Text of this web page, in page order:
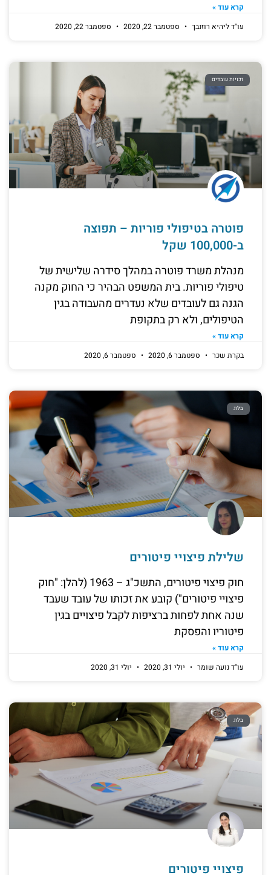
קרא עוד »
עו"ד ליהיא רוזנבך
ספטמבר 22, 2020 ספטמבר 22, 2020
זכויות עובדים
פוטרה בטיפולי פוריות – תפוצה
ב-100,000 שקל
מנהלת משרד פוטרה במהלך סידרה שלישית של
טיפולי פוריות. בית המשפט הבהיר כי החוק מקנה
הגנה גם לעובדים שלא נעדרים מהעבודה בגין
הטיפולים, ולא רק בתקופת
קרא עוד »
בקרת שכר
ספטמבר 6, 2020 ספטמבר 6, 2020
בלוג
שלילת פיצויי פיטורים
חוק פיצוי פיטורים, התשכ"ג – 1963 (להלן: "חוק
פיצויי פיטורים") קובע את זכותו של עובד שעבד
שנה אחת לפחות ברציפות לקבל פיצויים בגין
פיטוריו והפסקת
קרא עוד »
עו"ד נועה שומר
יולי 31, 2020 יולי 31, 2020
בלוג
פיצויי פיטורים